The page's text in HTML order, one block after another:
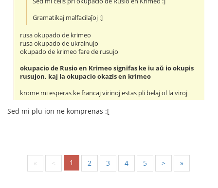
Gramatikaj malfacilaĵoj :]
rusa okupado de krimeo
rusa okupado de ukrainujo
okupado de krimeo fare de rusujo
okupacio de Rusio en Krimeo signifas ke iu aŭ io okupis
rusujon, kaj la okupacio okazis en krimeo
krome mi esperas ke francaj virinoj estas pli belaj ol la viroj
Sed mi plu ion ne komprenas :[
« < 1 2 3 4 5 > »